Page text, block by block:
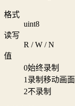
格式
uint8
读写
R / W / N
值
0始终录制
1 录制移动画面
2不录制